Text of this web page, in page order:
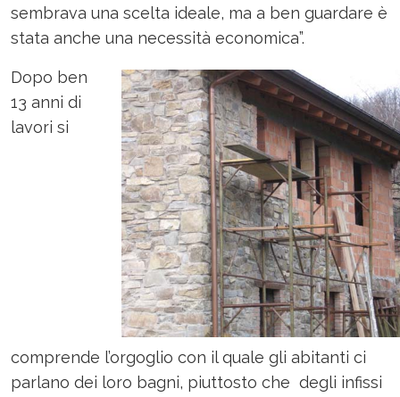
sembrava una scelta ideale, ma a ben guardare è
stata anche una necessità economica”.
Dopo ben
13 anni di
lavori si
comprende l’orgoglio con il quale gli abitanti ci
parlano dei loro bagni, piuttosto che degli infissi